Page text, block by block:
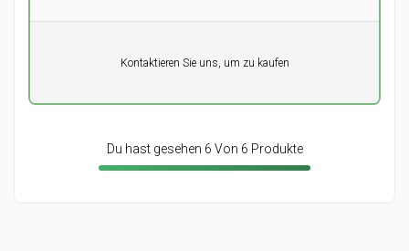
Kontaktieren Sie uns, um zu kaufen
Du hast gesehen 6 Von 6 Produkte